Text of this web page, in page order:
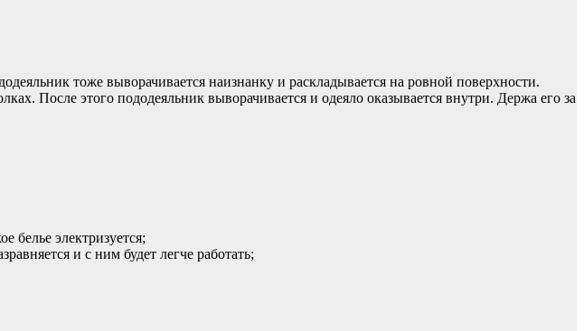
тоже выворачивается наизнанку и раскладывается на ровной поверхности.
После этого пододеяльник выворачивается и одеяло оказывается внутри. Держа его за
белье электризуется;
и с ним будет легче работать;